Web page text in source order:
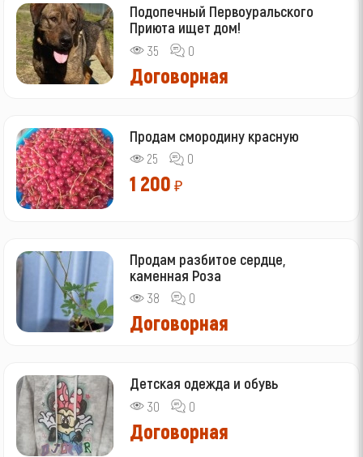
Подопечный Первоуральского
Приюта ищет дом!
35 0
Договорная
Продам смородину красную
25 0
1 200 ₽
Продам разбитое сердце,
каменная Роза
38 0
Договорная
Детская одежда и обувь
30 0
Договорная